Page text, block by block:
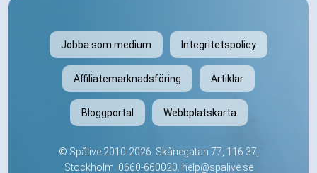
Jobba som medium Integritetspolicy
Affiliatemarknadsföring Artiklar
Bloggportal Webbplatskarta
© Spålive2010-2026. Skånegatan 77, 116 37,
Stockholm. 0660-660020. help@spalive.se